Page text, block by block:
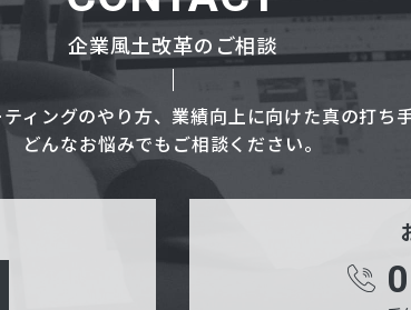
企業風土改革のご相談
ィングのやり方、業績向上に向けた真の打ち
どんなお悩みでもご相談ください。